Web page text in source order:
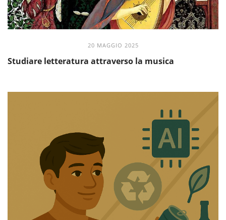
20 MAGGIO 2025
Studiare letteratura attraverso la musica